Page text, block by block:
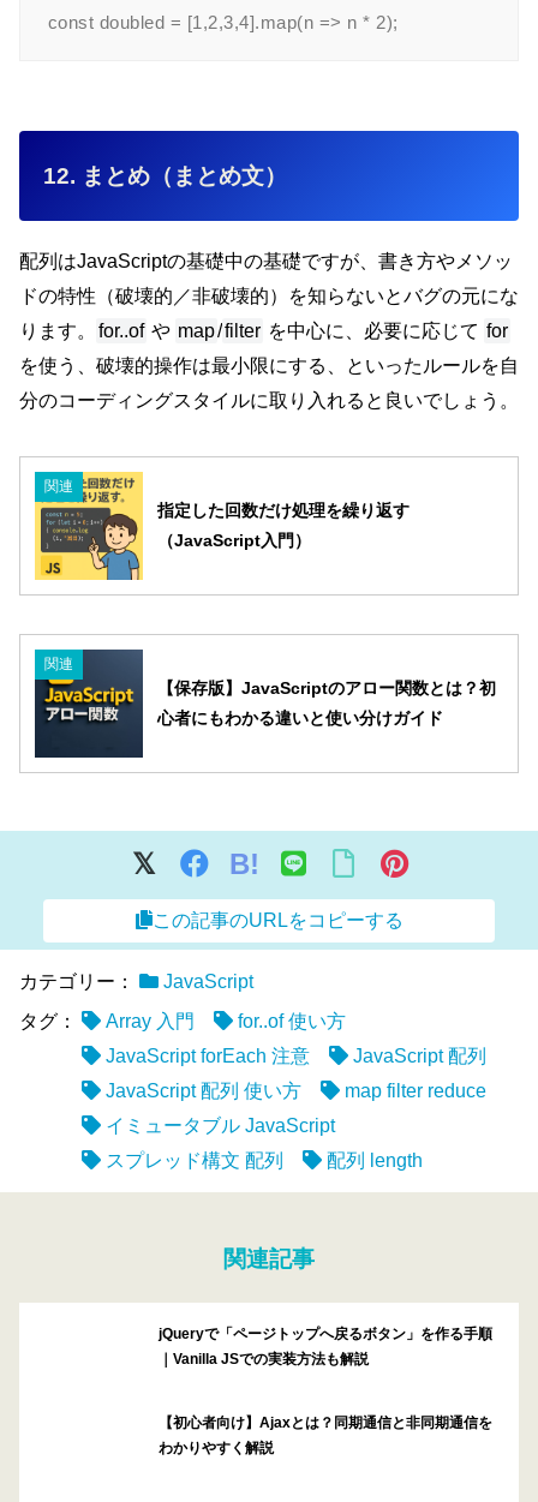
12. まとめ（まとめ文）
配列はJavaScriptの基礎中の基礎ですが、書き方やメソッ
ドの特性（破壊的／非破壊的）を知らないとバグの元にな
ります。
for..of や map/filter を中心に、必要に応じて for
を使う、破壊的操作は最小限にする、といったルールを自
分のコーディングスタイルに取り入れると良いでしょう。
関連
指定した回数だけ処理を繰り返す
（JavaScript入門）
関連
【保存版】JavaScriptのアロー関数とは？初
心者にもわかる違いと使い分けガイド
B!
この記事のURLをコピーする
カテゴリー：
JavaScript
タグ：
Array 入門
for..of 使い方
JavaScript forEach 注意
JavaScript 配列
JavaScript 配列 使い方
map filter reduce
イミュータブル JavaScript
スプレッド構文 配列
配列 length
関連記事
jQueryで「ページトップへ戻るボタン」を作る手順
｜Vanilla JSでの実装方法も解説
【初心者向け】Ajaxとは？同期通信と非同期通信を
わかりやすく解説